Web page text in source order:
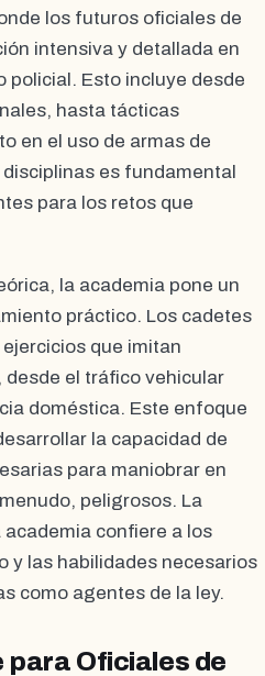
los futuros oficiales de
intensiva y detallada en
policial. Esto incluye desde
hasta tácticas
en el uso de armas de
es fundamental
para los retos que
la academia pone un
práctico. Los cadetes
que imitan
desde el tráfico vehicular
doméstica. Este enfoque
la capacidad de
para maniobrar en
peligrosos. La
confiere a los
y las habilidades necesarios
como agentes de la ley.
para Oficiales de